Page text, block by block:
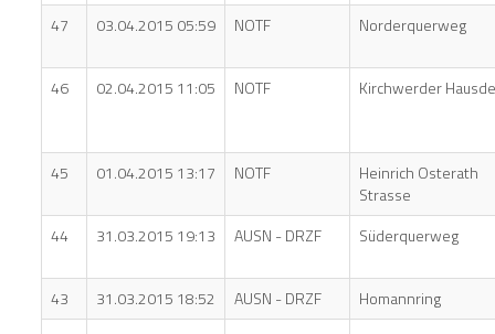
47 03.04.2015 05:59 NOTF Norderquerweg
46 02.04.2015 11:05 NOTF Kirchwerder
45 01.04.2015 13:17 NOTF
Heinrich Osterath
Strasse
44
31.03.2015 19:13 AUSN - DRZF Süderquerweg
43 31.03.2015 18:52 AUSN - DRZF
Homannring